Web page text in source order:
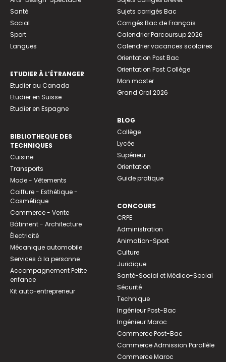
Santé
Social
Sport
Langues
ETUDIER À L’ÉTRANGER
Etudier au Canada
Etudier en Suisse
Etudier en Espagne
BIBLIOTHEQUE DES
TECHNIQUES
Cuisine
Transports
Mode - Vêtements
Coiffure - Esthétique -
Cosmétique
Commerce - Vente
Bâtiment - Architecture
Électricité
Mécanique automobile
Services à la personne
Accompagnement Petite
enfance
Kit auto-entrepreneur
Sujets corrigés Bac
Corrigés Bac de Français
Calendrier Parcoursup 2026
Calendrier vacances scolaires
Orientation Post Bac
Orientation Post Collège
Mon master
Grand Oral 2026
BLOG
Collège
Lycée
Supérieur
Orientation
Guide pratique
CONCOURS
CRPE
Administration
Animation-Sport
Culture
Juridique
Santé-Social et Médico-Social
Sécurité
Technique
Ingénieur Post-Bac
Ingénieur Maroc
Commerce Post-Bac
Commerce Admission Parallèle
Commerce Maroc